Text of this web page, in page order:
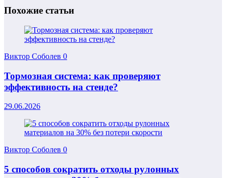
Похожие статьи
Виктор Соболев 0
Тормозная система: как проверяют
эффективность на стенде?
29.06.2026
Виктор Соболев 0
5 способов сократить отходы рулонных